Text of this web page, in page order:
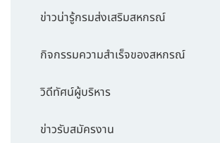
ข่าวน่ารู้กรมส่งเสริมสหกรณ์
กิจกรรมความสำเร็จของสหกรณ์
วิดีทัศน์ผู้บริหาร
ข่าวรับสมัครงาน